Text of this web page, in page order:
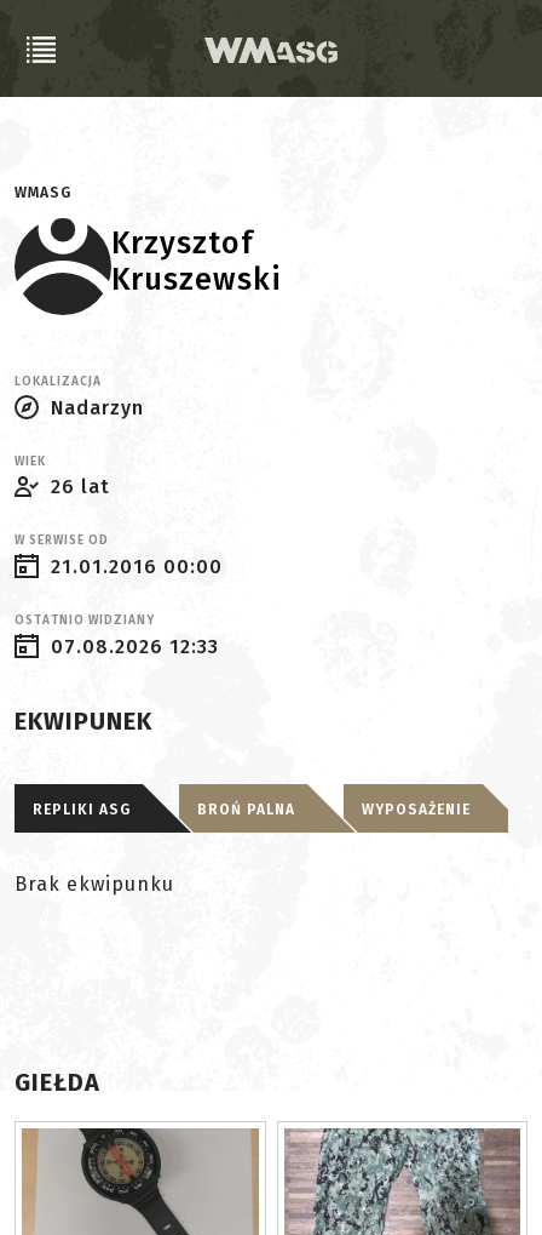
WMASG
Krzysztof
Kruszewski
LOKALIZACJA
Nadarzyn
WIEK
26 lat
W SERWISE OD
21.01.2016 00:00
OSTATNIO WIDZIANY
07.08.2026 12:33
EKWIPUNEK
REPLIKI ASG BROŃ PALNA WYPOSAŻENIE
Brak ekwipunku
GIEŁDA